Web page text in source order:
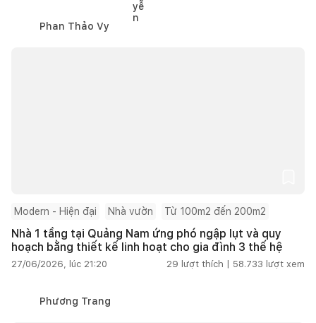
Phan Thảo Vy
Modern - Hiện đại Nhà vườn Từ 100m2 đến 200m2
Nhà 1 tầng tại Quảng Nam ứng phó ngập lụt và quy
hoạch bằng thiết kế linh hoạt cho gia đình 3 thế hệ
27/06/2026, lúc 21:20 29 lượt thích | 58.733 lượt xem
Phương Trang